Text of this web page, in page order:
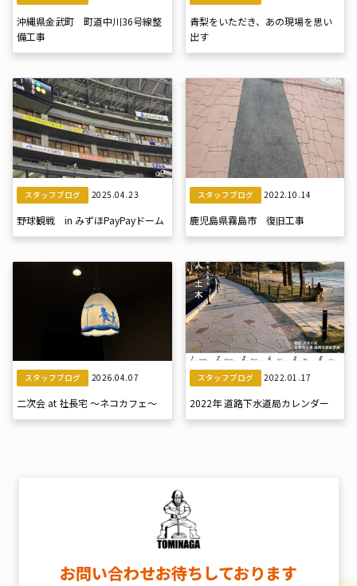
沖縄県金武町 町道中川36号線整
備工事
青梨をいただき、あの現場を思い
出す
スタッフブログ 2025.04.23
野球観戦 in みずほPayPayドーム
スタッフブログ 2022.10.14
鹿児島県霧島市 復旧工事
スタッフブログ 2026.04.07
二次会 at 社長宅 〜ネコカフェ〜
スタッフブログ 2022.01.17
2022年 道路下水道局カレンダー
お問い合わせお待ちしております